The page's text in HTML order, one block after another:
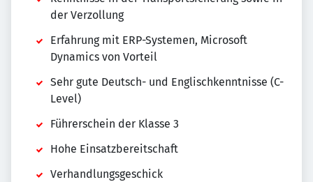
der Verzollung
Erfahrung mit ERP-Systemen, Microsoft
Dynamics von Vorteil
Sehr gute Deutsch- und Englischkenntnisse (C-
Level)
Führerschein der Klasse 3
Hohe Einsatzbereitschaft
Verhandlungsgeschick